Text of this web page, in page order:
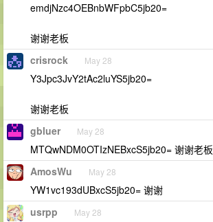
emdjNzc4OEBnbWFpbC5jb20=
谢谢老板
crisrock May 28
Y3Jpc3JvY2tAc2luYS5jb20=
谢谢老板
gbluer May 28
MTQwNDM0OTIzNEBxcS5jb20= 谢谢老板
AmosWu May 28
YW1vc193dUBxcS5jb20= 谢谢
usrpp May 28